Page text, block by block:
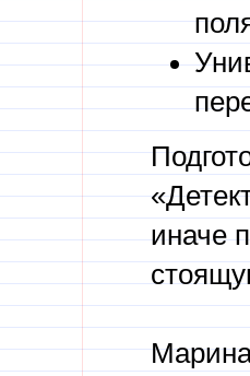
иначе
Марина